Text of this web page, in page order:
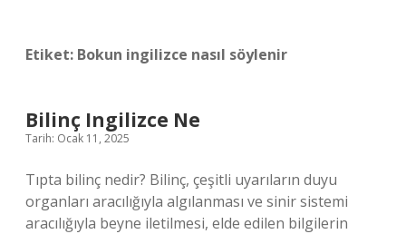
Etiket: Bokun ingilizce nasıl söylenir
Bilinç Ingilizce Ne
Tarih: Ocak 11, 2025
Tıpta bilinç nedir? Bilinç, çeşitli uyarıların duyu
organları aracılığıyla algılanması ve sinir sistemi
aracılığıyla beyne iletilmesi, elde edilen bilgilerin